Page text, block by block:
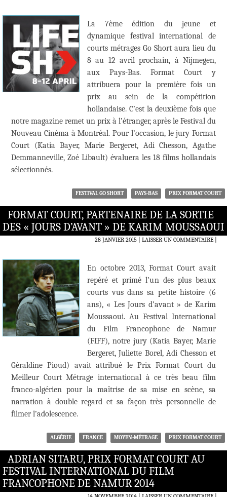
La 7ème édition du jeune et
dynamique festival international de
courts métrages Go Short aura lieu du
8 au 12 avril prochain, à Nijmegen,
aux Pays-Bas. Format Court y
attribuera pour la première fois un
prix au sein de la compétition
hollandaise. C’est la deuxième fois que
notre magazine remet un prix à l’étranger, après le Festival du
Nouveau Cinéma à Montréal. Pour l’occasion, le jury Format
Court (Katia Bayer, Marie Bergeret, Adi Chesson, Agathe
Demmanneville, Zoé Libault) évaluera les 18 films hollandais
sélectionnés.
FESTIVAL GO SHORT PAYS-BAS PRIX FORMAT COURT
FORMAT COURT, PARTENAIRE DE LA SORTIE
DES « JOURS D’AVANT » DE KARIM MOUSSAOUI
28 JANVIER 2015 LAISSER UN COMMENTAIRE|
En octobre 2013, Format Court avait
repéré et primé l’un des plus beaux
courts vus dans sa petite histoire (6
ans), « Les Jours d’avant » de Karim
Moussaoui. Au Festival International
du Film Francophone de Namur
(FIFF), notre jury (Katia Bayer, Marie
Bergeret, Juliette Borel, Adi Chesson et
Géraldine Pioud) avait attribué le Prix Format Court du
Meilleur Court Métrage international à ce très beau film
franco-algérien pour la maîtrise de sa mise en scène, sa
narration à double regard et sa façon très personnelle de
filmer l’adolescence.
ALGÉRIE FRANCE MOYEN-MÉTRAGE PRIX FORMAT COURT
ADRIAN SITARU, PRIX FORMAT COURT AU
FESTIVAL INTERNATIONAL DU FILM
FRANCOPHONE DE NAMUR 2014